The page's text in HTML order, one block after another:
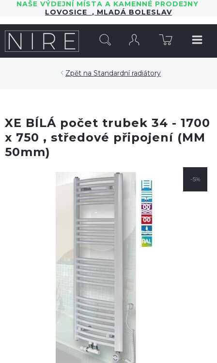
NAŠE VÝDEJNÍ MÍSTA A KAMENNÉ PRODEJNY
LOVOSICE , MLADÁ BOLESLAV
Standardní radiátory
XE BÍLÁ počet trubek 34 - 1700
x 750 , středové připojení (MM
50mm)
-5%